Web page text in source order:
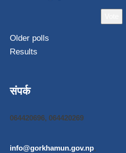
Older polls
Results
संपर्क
064420696, 064420269
info@gorkhamun.gov.np,